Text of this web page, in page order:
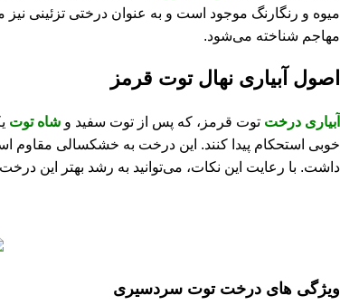
میوه و رنگارنگ موجود است و به عنوان درختی تزئینی نیز
مهاجم شناخته می‌شود.
اصول آبیاری نهال توت قرمز
آبیاری درخت توت قرمز، که پس از توت سفید و شاه توت
‌خوبی استحکام پیدا کنند. این درخت به خشکسالی مقاوم
داشت. با رعایت این نکات، می‌توانید به رشد بهتر این
ویژگی‌ های درخت توت سردسیری